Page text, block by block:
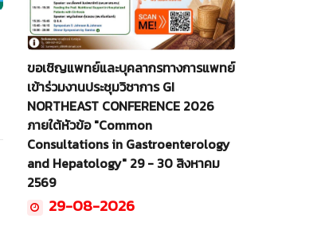
ขอเชิญแพทย์และบุคลากรทางการแพทย์
เข้าร่วมงานประชุมวิชาการ GI
NORTHEAST CONFERENCE 2026
ภายใต้หัวข้อ "Common
Consultations in Gastroenterology
and Hepatology" 29 - 30 สิงหาคม
2569
29-08-2026